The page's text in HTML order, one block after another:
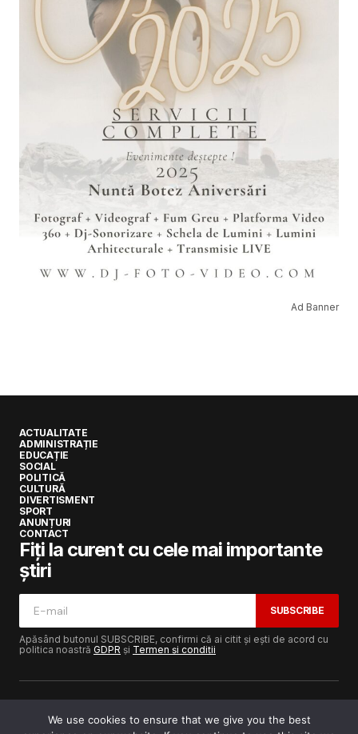
Ad Banner
ACTUALITATE
ADMINISTRAȚIE
EDUCAȚIE
SOCIAL
POLITICĂ
CULTURĂ
DIVERTISMENT
SPORT
ANUNȚURI
CONTACT
Fiți la curent cu cele mai importante
știri
SUBSCRIBE
Apăsând butonul SUBSCRIBE, confirmi că ai citit și ești de acord cu
politica noastră GDPR și Termen și condiții
We use cookies to ensure that we give you the best